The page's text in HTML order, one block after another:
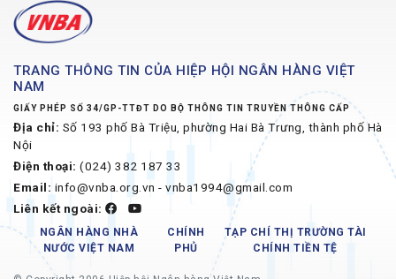
TRANG THÔNG TIN CỦA HIỆP HỘI NGÂN HÀNG VIỆT
NAM
GIẤY PHÉP SỐ 34/GP-TTĐT DO BỘ THÔNG TIN TRUYỀN THÔNG CẤP
Địa chỉ: Số 193 phố Bà Triệu, phường Hai Bà Trưng, thành phố Hà
Nội
Điện thoại: (024) 382 187 33
Email: info@vnba.org.vn - vnba1994@gmail.com
Liên kết ngoài:
NGÂN HÀNG NHÀ
NƯỚC VIỆT NAM
CHÍNH
PHỦ
TẠP CHÍ THỊ TRƯỜNG TÀI
CHÍNH TIỀN TỆ